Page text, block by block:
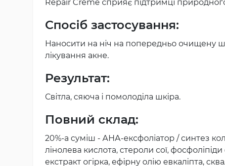
Repair Crème сприяє підтримці
Спосіб застосування:
Наносити на ніч на попередньо очищену
лікування акне.
Результат:
Світла, сяюча і помолоділа шкіра.
Повний склад:
20%-а суміш - АНА-ексфоліатор / синтез
лінолева кислота, стероли сої,
екстракт огірка, ефірну олію евкаліпта,